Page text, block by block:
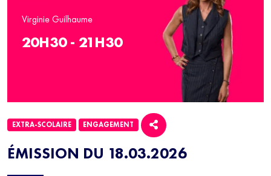
ÉMISSION DU 18.03.2026
EXTRA-SCOLAIRE ENGAGEMENT
Virginie Guilhaume
20H30 - 21H30